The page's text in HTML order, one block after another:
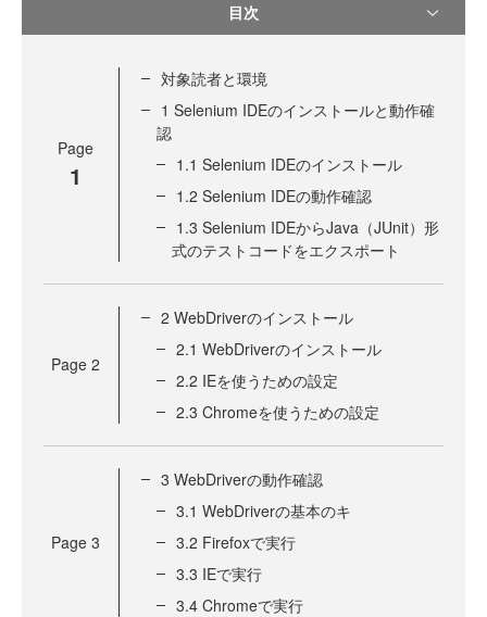
目次
Page
1
対象読者と環境
1 Selenium IDEのインストールと動作確
認
1.1 Selenium IDEのインストール
1.2 Selenium IDEの動作確認
1.3 Selenium IDEからJava（JUnit）形
式のテストコードをエクスポート
Page 2
2 WebDriverのインストール
2.1 WebDriverのインストール
2.2 IEを使うための設定
2.3 Chromeを使うための設定
Page 3
3 WebDriverの動作確認
3.1 WebDriverの基本のキ
3.2 Firefoxで実行
3.3 IEで実行
3.4 Chromeで実行